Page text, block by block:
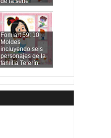
Fomiart 59: 10
Moldes
incluyendo seis
personajes de la
familia Telerín